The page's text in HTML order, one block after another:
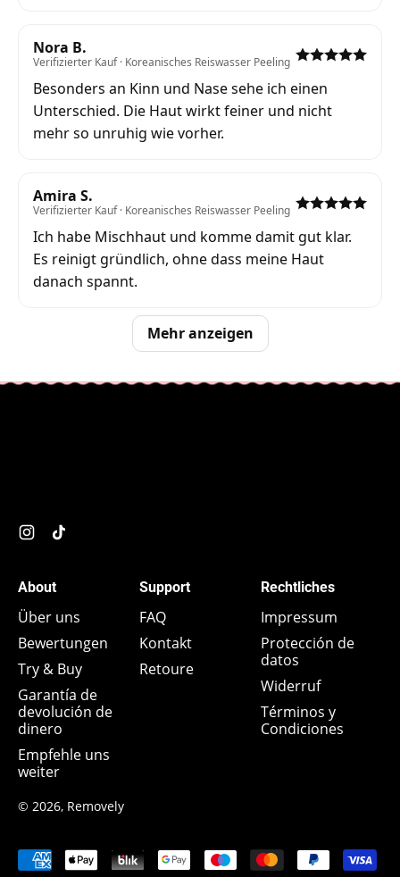
Nora B.
Verifizierter Kauf · Koreanisches Reiswasser Peeling
Besonders an Kinn und Nase sehe ich einen
Unterschied. Die Haut wirkt feiner und nicht
mehr so unruhig wie vorher.
Amira S.
Verifizierter Kauf · Koreanisches Reiswasser Peeling
Ich habe Mischhaut und komme damit gut klar.
Es reinigt gründlich, ohne dass meine Haut
danach spannt.
Mehr anzeigen
Instagram
About
Über uns
Bewertungen
Try & Buy
Garantía de
devolución de
dinero
Empfehle uns
weiter
Support
FAQ
Kontakt
Retoure
Rechtliches
Impressum
Protección de
datos
Widerruf
Términos y
Condiciones
© 2026, Removely
Pagos